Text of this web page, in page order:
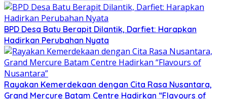
BPD Desa Batu Berapit Dilantik, Darfiet: Harapkan
Hadirkan Perubahan Nyata
Rayakan Kemerdekaan dengan Cita Rasa Nusantara,
Grand Mercure Batam Centre Hadirkan “Flavours of